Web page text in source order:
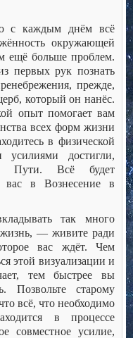
с каждым днём всё
окружающей
ещё больше проблем.
первых рук познать
прежде,
который он нанёс.
опыт помогает вам
всех форм жизни
в физической
достигли,
Пути. Всё будет
вас в Вознесение в
так много
— живите ради
вас ждёт. Чем
этой визуализации и
тем быстрее вы
старому
всё, что необходимо
в процессе
совместное усилие,